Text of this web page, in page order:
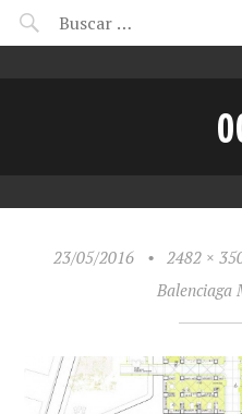
CANDIDATOS
23/05/2016 • 2482 ×
Balenciaga